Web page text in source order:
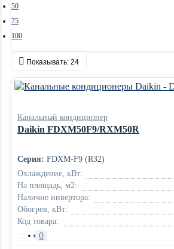
50
75
100
Показывать: 24
Канальный кондиционер
Daikin FDXM50F9/RXM50R
Серия: FDXM-F9 (R32)
Охлаждение, кВт:
На площадь, м2:
Наличие инвертора:
Обогрев, кВт:
Код товара:
• 0